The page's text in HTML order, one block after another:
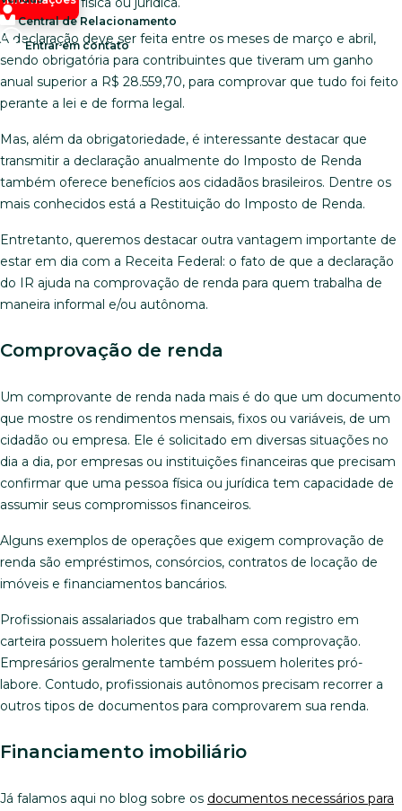
Central de Relacionamento
Entrar em contato
A declaração deve ser feita entre os meses de março e abril,
sendo obrigatória para contribuintes que tiveram um ganho
anual superior a R$ 28.559,70, para comprovar que tudo foi feito
perante a lei e de forma legal.
Mas, além da obrigatoriedade, é interessante destacar que
transmitir a declaração anualmente do Imposto de Renda
também oferece benefícios aos cidadãos brasileiros. Dentre os
mais conhecidos está a Restituição do Imposto de Renda.
Entretanto, queremos destacar outra vantagem importante de
estar em dia com a Receita Federal: o fato de que a declaração
do IR ajuda na comprovação de renda para quem trabalha de
maneira informal e/ou autônoma.
Comprovação de renda
Um comprovante de renda nada mais é do que um documento
que mostre os rendimentos mensais, fixos ou variáveis, de um
cidadão ou empresa. Ele é solicitado em diversas situações no
dia a dia, por empresas ou instituições financeiras que precisam
confirmar que uma pessoa física ou jurídica tem capacidade de
assumir seus compromissos financeiros.
Alguns exemplos de operações que exigem comprovação de
renda são empréstimos, consórcios, contratos de locação de
imóveis e financiamentos bancários.
Profissionais assalariados que trabalham com registro em
carteira possuem holerites que fazem essa comprovação.
Empresários geralmente também possuem holerites pró-
labore. Contudo, profissionais autônomos precisam recorrer a
outros tipos de documentos para comprovarem sua renda.
Financiamento imobiliário
Já falamos aqui no blog sobre os documentos necessários para